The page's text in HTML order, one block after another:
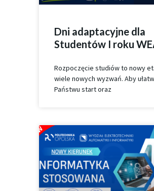
Dni adaptacyjne dla
Studentów I roku
Rozpoczęcie studiów to nowy
wiele nowych wyzwań. Aby
Państwu start oraz